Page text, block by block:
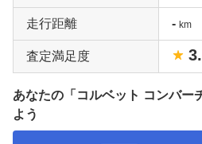
走行距離 - km
査定満足度
あなたの「コルベット コンバー
よう